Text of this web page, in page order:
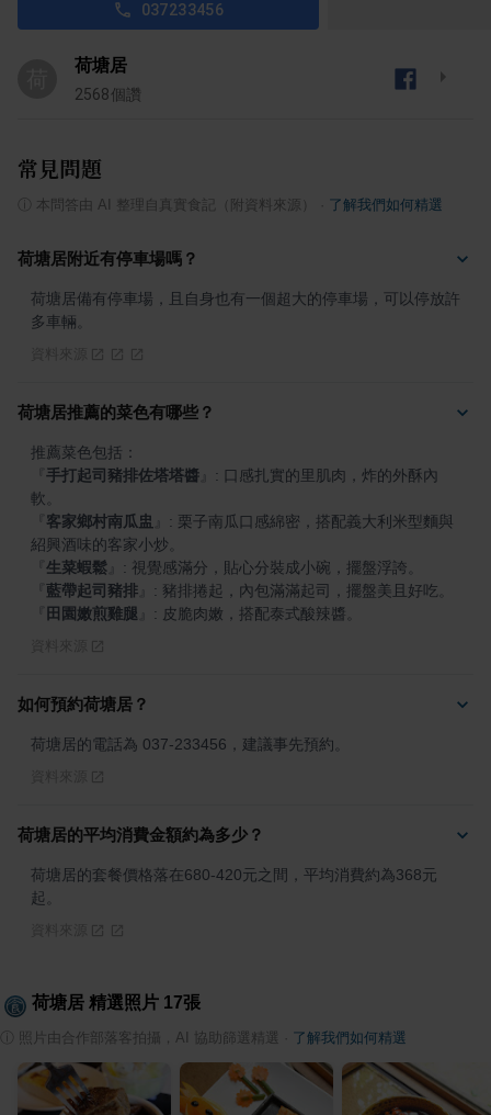
037233456
荷塘居
2568個讚
常見問題
本問答由 AI 整理自真實食記（附資料來源） 了解我們如何精選
荷塘居附近有停車場嗎？
荷塘居備有停車場，且自身也有一個超大的停車場，可以停放許
多車輛。
荷塘居推薦的菜色有哪些？
手打起司豬排佐塔塔醬
: 口感扎實的里肌肉，炸的外酥內
客家鄉村南瓜盅
: 栗子南瓜口感綿密，搭配義大利米型麵與
生菜蝦鬆
藍帶起司豬排
田園嫩煎雞腿 : 皮脆肉嫩，搭配泰式酸辣醬。
如何預約荷塘居？
荷塘居的電話為 037-233456，建議事先預約。
荷塘居的平均消費金額約為多少？
荷塘居的套餐價格落在680-420元之間，平均消費約為368元
起。
荷塘居 精選照片 17張
照片由合作部落客拍攝，AI 協助篩選精選 了解我們如何精選